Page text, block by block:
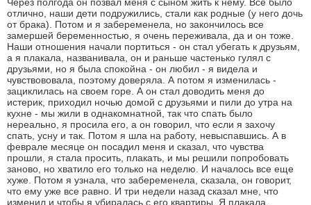
отлично, наши дети подружились, стали как родные (у него дочь
от брака). Потом и я забеременела, но закончилось все
замершей беременностью, я очень переживала, да и он тоже.
Наши отношения начали портиться - он стал убегать к друзьям,
а я плакала, названивала, он и раньше частенько гулял с
друзьями, но я была спокойна - он любил - я видела и
чувствововала, поэтому доверяла. А потом я изменилась -
зациклилась на своем горе. А он стал доводить меня до
истерик, приходил ночью домой с друзьями и пили до утра на
кухне - мы жили в однакомнатной, так что спать было
нереально, я просила его, а он говорил, что если я захочу
спать, усну и так. Потом я шла на работу, невыспавшись. А в
феврале месяце он посадил меня и сказал, что чувства
прошли, я стала просить, плакать, и мы решили попробовать
заново, но хватило его только на неделю. И началось все еще
хуже. Потом я узнала, что забеременела, сказала, он говорит,
что ему уже все равно. И три недели назад сказал мне, что
изменил и чтобы я убиралась с его квартиры. Я плакала,